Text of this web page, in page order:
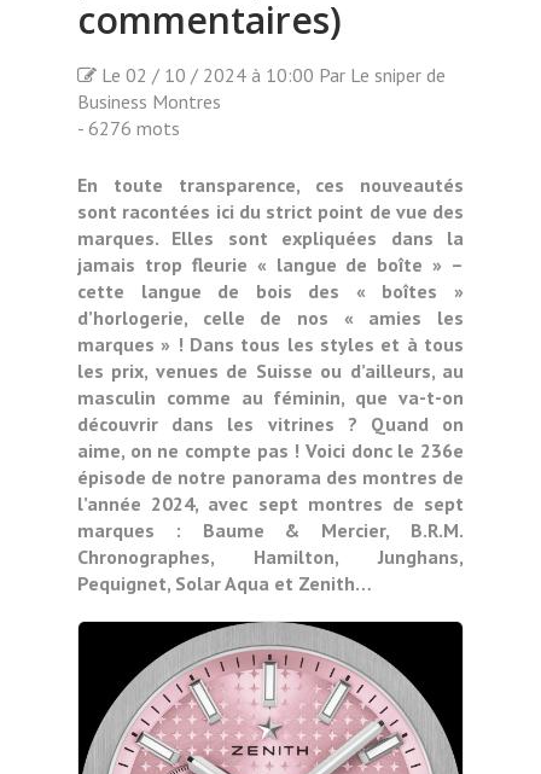
commentaires)
Le 02 / 10 / 2024 à 10:00 Par Le sniper de
Business Montres
- 6276 mots
En toute transparence, ces nouveautés
sont racontées ici du strict point de vue des
marques. Elles sont expliquées dans la
jamais trop fleurie « langue de boîte » –
cette langue de bois des « boîtes »
d’horlogerie, celle de nos « amies les
marques » ! Dans tous les styles et à tous
les prix, venues de Suisse ou d’ailleurs, au
masculin comme au féminin, que va-t-on
découvrir dans les vitrines ? Quand on
aime, on ne compte pas ! Voici donc le 236e
épisode de notre panorama des montres de
l’année 2024, avec sept montres de sept
marques : Baume & Mercier, B.R.M.
Chronographes, Hamilton, Junghans,
Pequignet, Solar Aqua et Zenith…